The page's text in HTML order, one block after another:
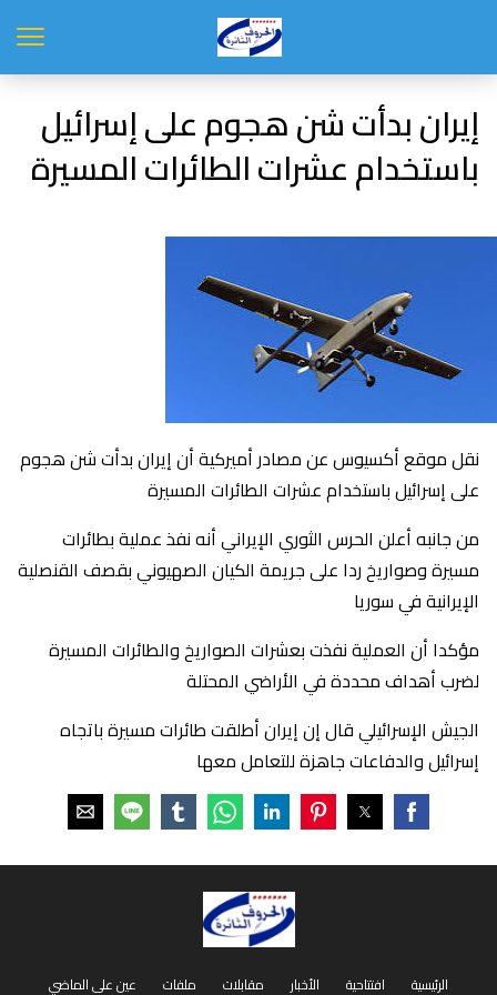
إيران بدأت شن هجوم على إسرائيل
باستخدام عشرات الطائرات المسيرة
نقل موقع أكسيوس عن مصادر أميركية أن إيران بدأت شن هجوم
على إسرائيل باستخدام عشرات الطائرات المسيرة
من جانبه أعلن الحرس الثوري الإيراني أنه نفذ عملية بطائرات
مسيرة وصواريخ ردا على جريمة الكيان الصهيوني بقصف القنصلية
الإيرانية في سوريا
مؤكدا أن العملية نفذت بعشرات الصواريخ والطائرات المسيرة
لضرب أهداف محددة في الأراضي المحتلة
الجيش الإسرائيلي قال إن إيران أطلقت طائرات مسيرة باتجاه
إسرائيل والدفاعات جاهزة للتعامل معها
الرئيسية افتتاحية الأخبار مقابلات ملفات عين على الماضي